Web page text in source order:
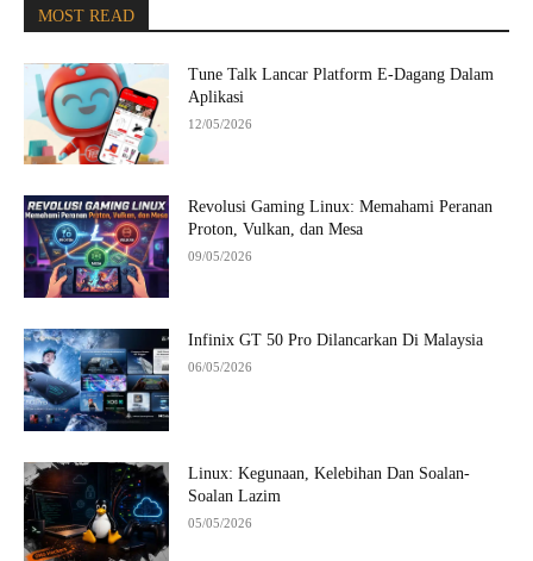
MOST READ
Tune Talk Lancar Platform E-Dagang Dalam
Aplikasi
12/05/2026
Revolusi Gaming Linux: Memahami Peranan
Proton, Vulkan, dan Mesa
09/05/2026
Infinix GT 50 Pro Dilancarkan Di Malaysia
06/05/2026
Linux: Kegunaan, Kelebihan Dan Soalan-
Soalan Lazim
05/05/2026